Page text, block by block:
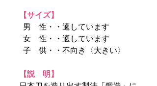
【サイズ】
男 性・・適しています
女 性・・適しています
子 供・・不向き〈大きい〉
【説 明】